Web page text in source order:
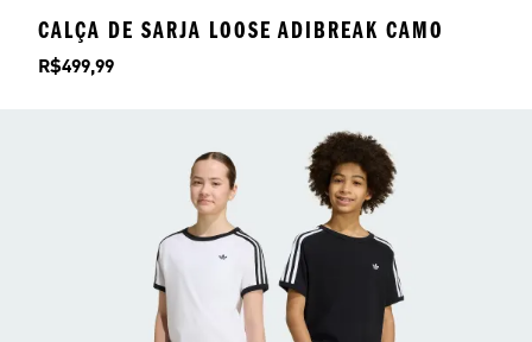
CALÇA DE SARJA LOOSE ADIBREAK CAMO
Preço
R$499,99